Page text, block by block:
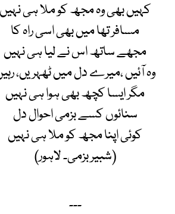
کہیں بھی وہ مجھ کو ملا ہی نہیں
مسافر تھا میں بھی اسی راہ کا
مجھے ساتھ اس نے لیا ہی نہیں
وہ آئیں ،میرے دل میں ٹھہریں،
مگر ایسا کچھ بھی ہوا ہی نہیں
سنائوں کسے بزمی احوال دل
کوئی اپنا مجھ کو ملا ہی نہیں
(شبیر بزمی۔ لاہور)
۔۔۔